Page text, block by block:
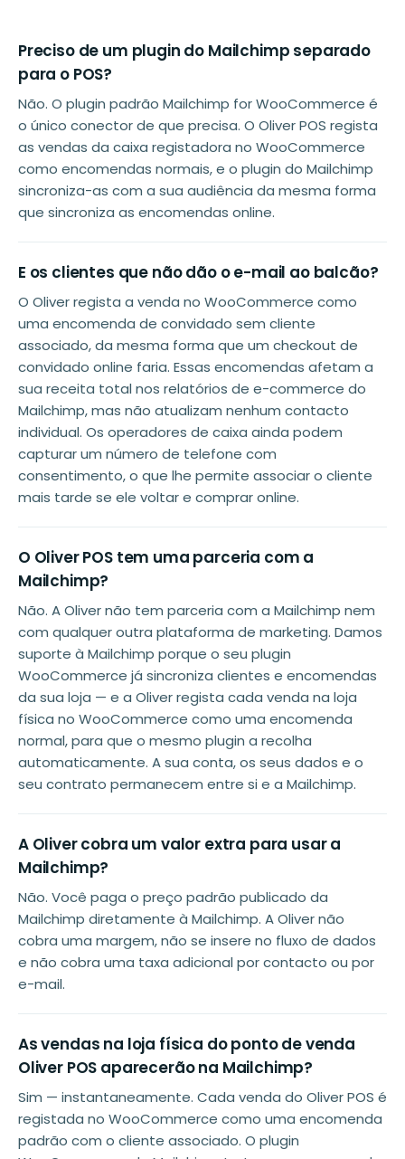
Preciso de um plugin do Mailchimp separado
para o POS?
Não. O plugin padrão Mailchimp for WooCommerce é
o único conector de que precisa. O Oliver POS regista
as vendas da caixa registadora no WooCommerce
como encomendas normais, e o plugin do Mailchimp
sincroniza-as com a sua audiência da mesma forma
que sincroniza as encomendas online.
E os clientes que não dão o e-mail ao balcão?
O Oliver regista a venda no WooCommerce como
uma encomenda de convidado sem cliente
associado, da mesma forma que um checkout de
convidado online faria. Essas encomendas afetam a
sua receita total nos relatórios de e-commerce do
Mailchimp, mas não atualizam nenhum contacto
individual. Os operadores de caixa ainda podem
capturar um número de telefone com
consentimento, o que lhe permite associar o cliente
mais tarde se ele voltar e comprar online.
O Oliver POS tem uma parceria com a
Mailchimp?
Não. A Oliver não tem parceria com a Mailchimp nem
com qualquer outra plataforma de marketing. Damos
suporte à Mailchimp porque o seu plugin
WooCommerce já sincroniza clientes e encomendas
da sua loja — e a Oliver regista cada venda na loja
física no WooCommerce como uma encomenda
normal, para que o mesmo plugin a recolha
automaticamente. A sua conta, os seus dados e o
seu contrato permanecem entre si e a Mailchimp.
A Oliver cobra um valor extra para usar a
Mailchimp?
Não. Você paga o preço padrão publicado da
Mailchimp diretamente à Mailchimp. A Oliver não
cobra uma margem, não se insere no fluxo de dados
e não cobra uma taxa adicional por contacto ou por
e-mail.
As vendas na loja física do ponto de venda
Oliver POS aparecerão na Mailchimp?
Sim — instantaneamente. Cada venda do Oliver POS é
registada no WooCommerce como uma encomenda
padrão com o cliente associado. O plugin